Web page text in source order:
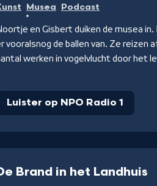
Musea Podcast
en Gisbert duiken de musea
vooralsnog de ballen van. Ze reizen
werken in vogelvlucht door het
Luister op NPO Radio 1
Brand in het Landhuis